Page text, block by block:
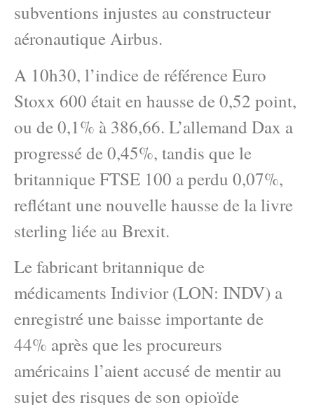
subventions injustes au constructeur
aéronautique Airbus.
A 10h30, l’indice de référence Euro
Stoxx 600 était en hausse de 0,52 point,
ou de 0,1% à 386,66. L’allemand Dax a
progressé de 0,45%, tandis que le
britannique FTSE 100 a perdu 0,07%,
reflétant une nouvelle hausse de la livre
sterling liée au Brexit.
Le fabricant britannique de
médicaments Indivior (LON: INDV) a
enregistré une baisse importante de
44% après que les procureurs
américains l’aient accusé de mentir au
sujet des risques de son opioïde